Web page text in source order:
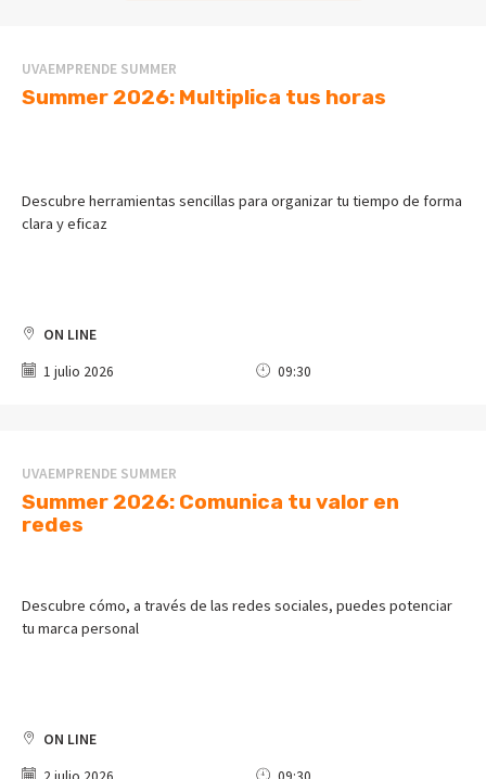
UVAEMPRENDE SUMMER
Summer 2026: Multiplica tus horas
Descubre herramientas sencillas para organizar tu tiempo de forma
clara y eficaz
ON LINE
1 julio 2026
09:30
UVAEMPRENDE SUMMER
Summer 2026: Comunica tu valor en
redes
Descubre cómo, a través de las redes sociales, puedes potenciar
tu marca personal
ON LINE